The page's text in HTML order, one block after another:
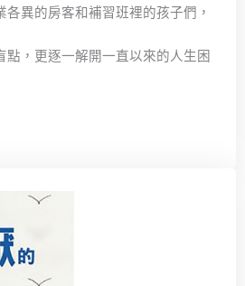
異的房客和補習班裡的孩子們，
，更逐一解開一直以來的人生困